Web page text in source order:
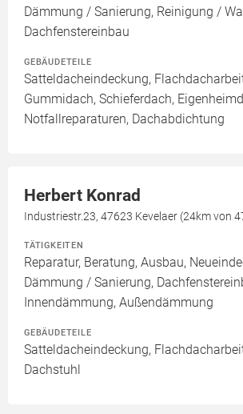
Dämmung / Sanierung, Reinigung /
Dachfenstereinbau
GEBÄUDETEILE
Satteldacheindeckung,
Gummidach, Schieferdach,
Notfallreparaturen, Dachabdichtung
Herbert Konrad
Industriestr.23, 47623 Kevelaer (24km von
TÄTIGKEITEN
Reparatur, Beratung, Ausbau,
Dämmung / Sanierung,
Innendämmung, Außendämmung
GEBÄUDETEILE
Satteldacheindeckung,
Dachstuhl